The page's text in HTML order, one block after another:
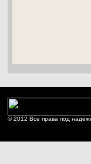
© 2012 Все права под